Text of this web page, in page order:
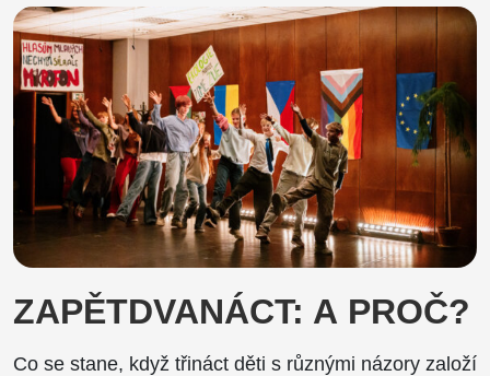
ZAPĚTDVANÁCT: A PROČ?
Co se stane, když třináct děti s různými názory založí